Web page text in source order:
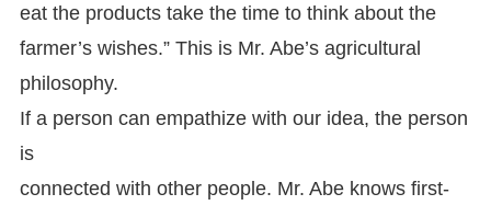
eat the products take the time to think about the
farmer’s wishes.” This is Mr. Abe’s agricultural
philosophy.
If a person can empathize with our idea, the person
is
connected with other people. Mr. Abe knows first-